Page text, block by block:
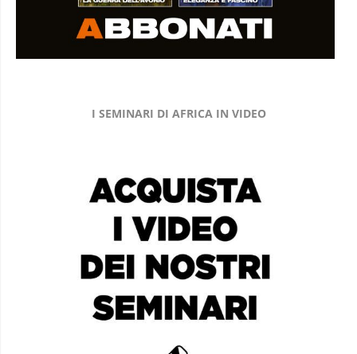
I SEMINARI DI AFRICA IN VIDEO